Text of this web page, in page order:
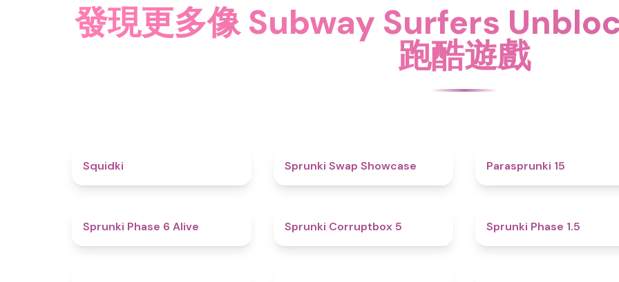
發現更多像 Subway Surfers
跑酷遊戲
Squidki Sprunki Swap Showcase Parasprunki 15
Sprunki Phase 6 Alive Sprunki Corruptbox 5 Sprunki Phase 1.5